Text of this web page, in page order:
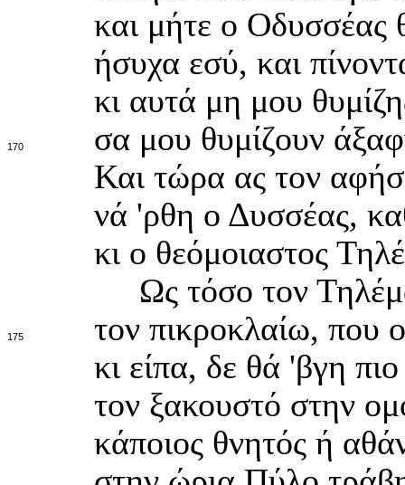
και μήτε ο Οδυσσέας
ήσυχα εσύ, και
κι αυτά μη μου
170
σα μου θυμίζουν
Και τώρα ας τον
νά 'ρθη ο Δυσσέας,
κι ο θεόμοιαστος
Ως τόσο τον
175
τον πικροκλαίω, που
κι είπα, δε θά 'βγη
τον ξακουστό στην
κάποιος θνητός ή